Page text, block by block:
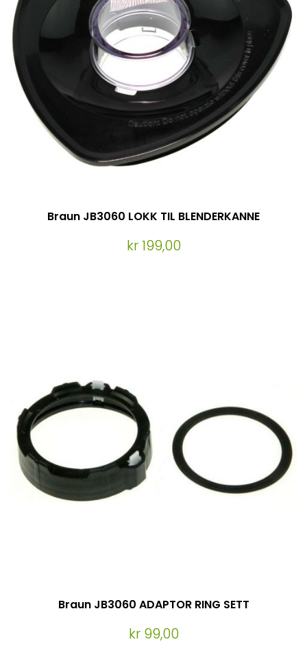
Braun JB3060 LOKK TIL BLENDERKANNE
kr 199,00
Braun JB3060 ADAPTOR RING SETT
kr 99,00